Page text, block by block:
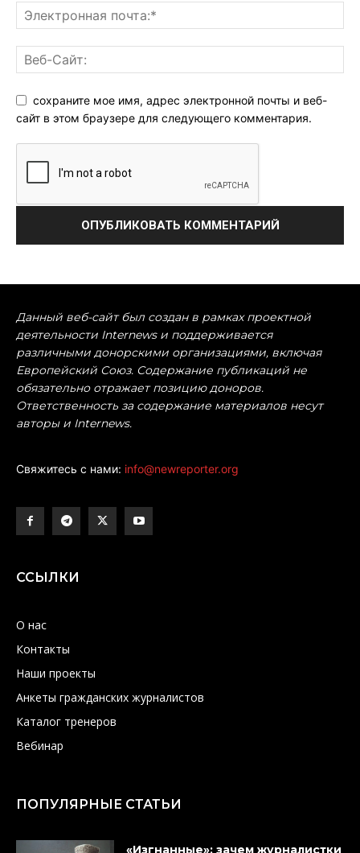
сохраните мое имя, адрес электронной почты и веб-
сайт в этом браузере для следующего комментария.
Данный веб-сайт был создан в рамках проектной
деятельности Internews и поддерживается
различными донорскими организациями, включая
Европейский Союз. Содержание публикаций не
обязательно отражает позицию доноров.
Ответственность за содержание материалов несут
авторы и Internews.
Свяжитесь с нами: info@newreporter.org
ССЫЛКИ
О нас
Контакты
Наши проекты
Анкеты гражданских журналистов
Каталог тренеров
Вебинар
ПОПУЛЯРНЫЕ СТАТЬИ
«Изгнанные»: зачем журналистки